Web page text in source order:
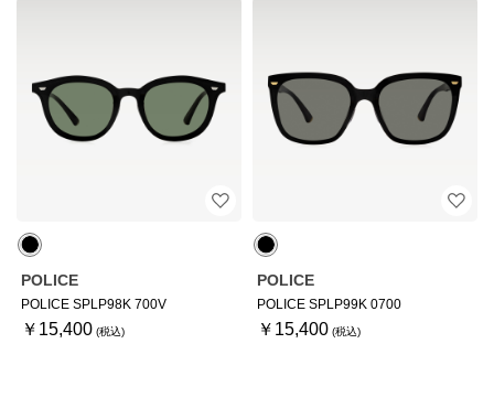
POLICE
POLICE SPLP98K 700V
￥15,400
POLICE
POLICE SPLP99K 0700
￥15,400